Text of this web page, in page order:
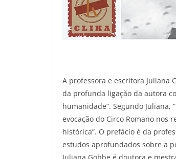
A professora e escritora Juliana
da profunda ligação da autora
humanidade”. Segundo
evocação do Circo Romano nos
histórica”. O prefácio é da
estudos aprofundados sobre a